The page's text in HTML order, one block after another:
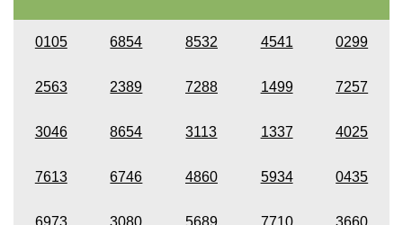
0105 6854 8532 4541 0299
2563 2389 7288 1499 7257
3046 8654 3113 1337 4025
7613 6746 4860 5934 0435
6973 3080 5689 7710 3660